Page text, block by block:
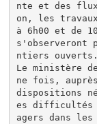
nte et des
on, les
à 6h00 et de
s'observeront
ntiers ouverts.
Le ministère
ne fois,
dispositions
es difficultés
agers dans les